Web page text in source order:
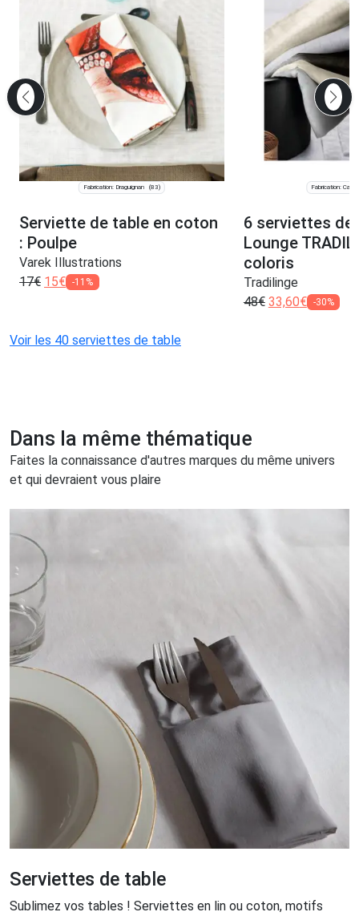
Fabrication: Draguignan (83)
Serviette de table en coton
: Poulpe
Varek Illustrations
17€ 15€ -11%
Fabrication:
6 serviettes de
Lounge
coloris
Tradilinge
48€ 33,60€ -30%
Voir les 40 serviettes de table
Dans la même thématique
Faites la connaissance d'autres marques du même univers
et qui devraient vous plaire
Serviettes de table
Sublimez vos tables ! Serviettes en lin ou coton, motifs